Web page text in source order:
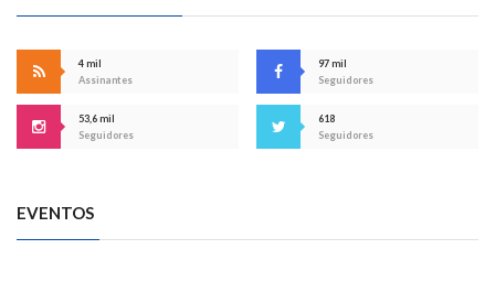
4 mil
Assinantes
97 mil
Seguidores
53,6 mil
Seguidores
618
Seguidores
EVENTOS